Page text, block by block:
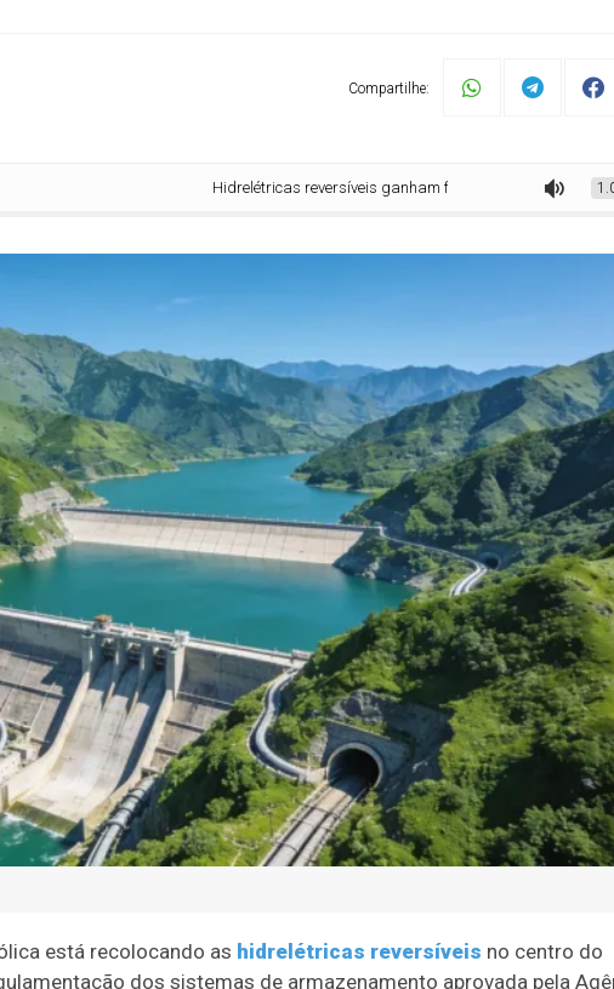
Compartilhe:
Hidrelétricas reversíveis ganham força no Brasil
está recolocando as hidrelétricas reversíveis no centro do
dos sistemas de armazenamento aprovada pela